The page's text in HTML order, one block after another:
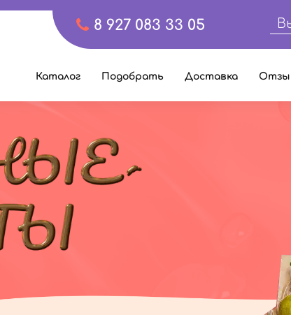
8 927 083 33 05
Каталог Подобрать Доставка